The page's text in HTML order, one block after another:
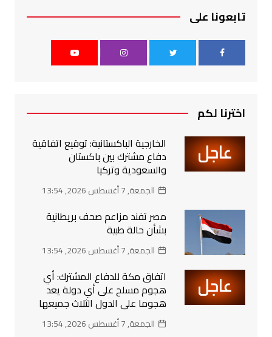
تابعونا على
اخترنا لكم
الخارجية الباكستانية: توقيع اتفاقية
دفاع مشترك بين باكستان
والسعودية وتركيا
الجمعة, 7 أغسطس 2026, 13:54
مصر تفند مزاعم صحف بريطانية
بشأن حالة طبية
الجمعة, 7 أغسطس 2026, 13:54
‏اتفاق مكة للدفاع المشترك: أي
هجوم مسلح على أي دولة يعد
هجوما على الدول الثلاث جميعها
الجمعة, 7 أغسطس 2026, 13:54